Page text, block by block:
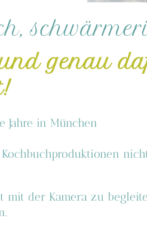
genau
Jahre in München
mit der Kamera zu